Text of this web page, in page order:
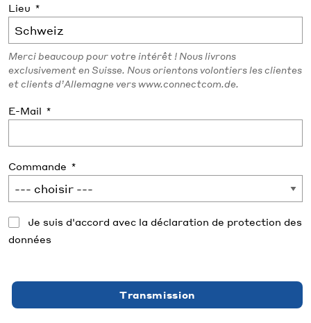
Lieu
Merci beaucoup pour votre intérêt ! Nous livrons
exclusivement en Suisse. Nous orientons volontiers les clientes
et clients d’Allemagne vers www.connectcom.de.
E-Mail
Commande
données
Transmission